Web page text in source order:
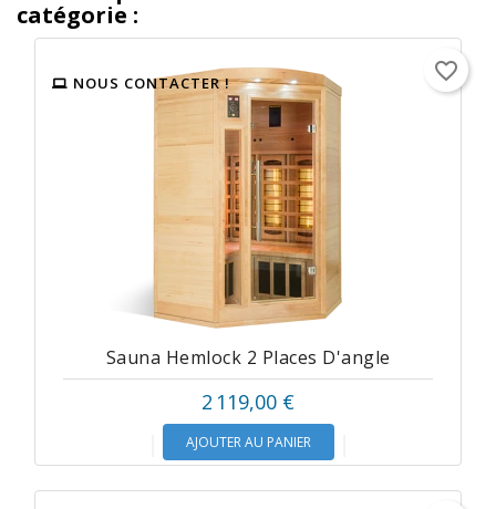
catégorie :
NOUS CONTACTER !
Sauna Hemlock 2 Places D'angle
2 119,00 €
AJOUTER AU PANIER
favorite_border